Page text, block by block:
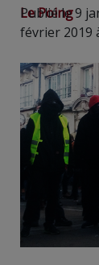
Le Poing
Publié le 9
février 2019